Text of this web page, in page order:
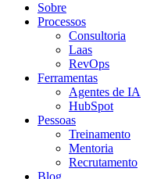
Sobre
Processos
Consultoria
Laas
RevOps
Ferramentas
Agentes de IA
HubSpot
Pessoas
Treinamento
Mentoria
Recrutamento
Blog